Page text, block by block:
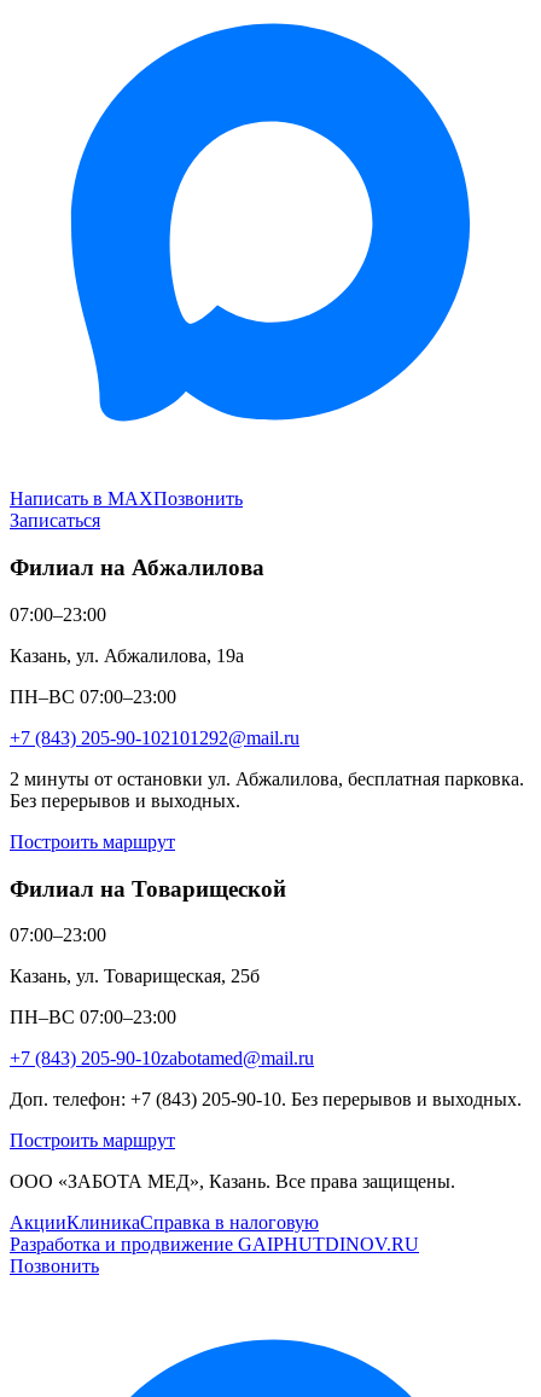
Написать в MAXПозвонить
Записаться
Филиал на Абжалилова
07:00–23:00
Казань, ул. Абжалилова, 19а
ПН–ВС 07:00–23:00
+7 (843) 205-90-102101292@mail.ru
2 минуты от остановки ул. Абжалилова, бесплатная парковка.
Без перерывов и выходных.
Построить маршрут
Филиал на Товарищеской
07:00–23:00
Казань, ул. Товарищеская, 25б
ПН–ВС 07:00–23:00
+7 (843) 205-90-10zabotamed@mail.ru
Доп. телефон: +7 (843) 205-90-10. Без перерывов и выходных.
Построить маршрут
ООО «ЗАБОТА МЕД», Казань. Все права защищены.
АкцииКлиникаСправка в налоговую
Разработка и продвижение GAIPHUTDINOV.RU
Позвонить